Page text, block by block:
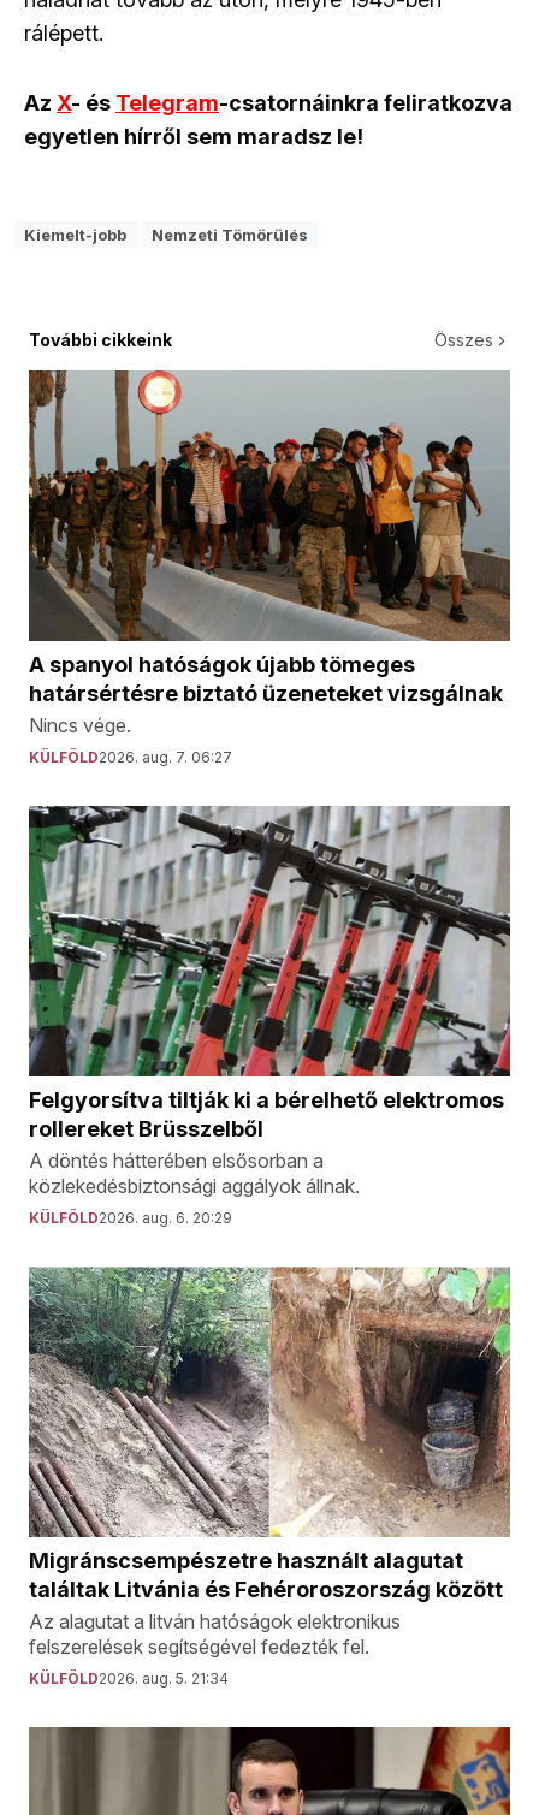
rálépett.
Az X- és Telegram-csatornáinkra feliratkozva
egyetlen hírről sem maradsz le!
Kiemelt-jobb Nemzeti Tömörülés
További cikkeink Összes
A spanyol hatóságok újabb tömeges
határsértésre biztató üzeneteket vizsgálnak
Nincs vége.
KÜLFÖLD2026. aug. 7. 06:27
Felgyorsítva tiltják ki a bérelhető elektromos
rollereket Brüsszelből
A döntés hátterében elsősorban a
közlekedésbiztonsági aggályok állnak.
KÜLFÖLD2026. aug. 6. 20:29
Migránscsempészetre használt alagutat
találtak Litvánia és Fehéroroszország között
Az alagutat a litván hatóságok elektronikus
felszerelések segítségével fedezték fel.
KÜLFÖLD2026. aug. 5. 21:34